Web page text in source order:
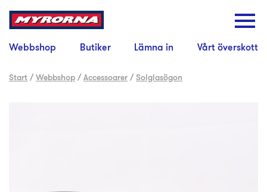
Webbshop Butiker Lämna in Vårt överskott
Start /Webbshop /Accessoarer /Solglasögon